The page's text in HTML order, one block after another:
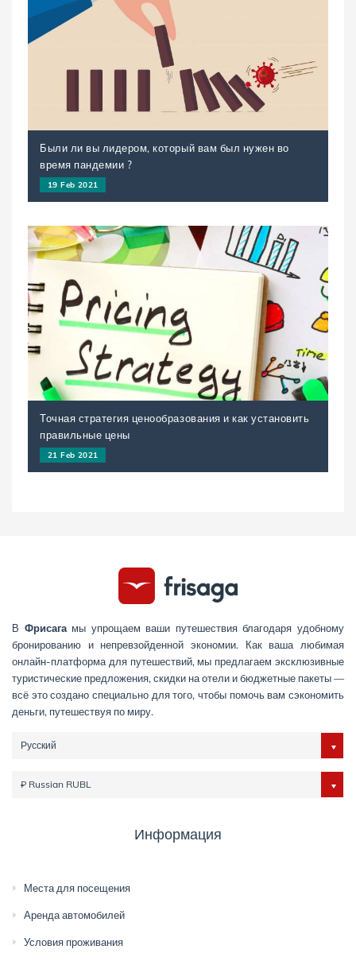
Были ли вы лидером, который вам был нужен во
время пандемии ?
19 Feb 2021
Точная стратегия ценообразования и как установить
правильные цены
21 Feb 2021
В Фрисагамы упрощаем ваши путешествия благодаря удобному
бронированию и непревзойденной экономии. Как ваша любимая
онлайн-платформа для путешествий, мы предлагаем эксклюзивные
туристические предложения, скидки на отели и бюджетные пакеты —
всё это создано специально для того, чтобы помочь вам сэкономить
деньги, путешествуя по миру.
Русский
₽ Russian RUBL
Информация
Места для посещения
Аренда автомобилей
Условия проживания